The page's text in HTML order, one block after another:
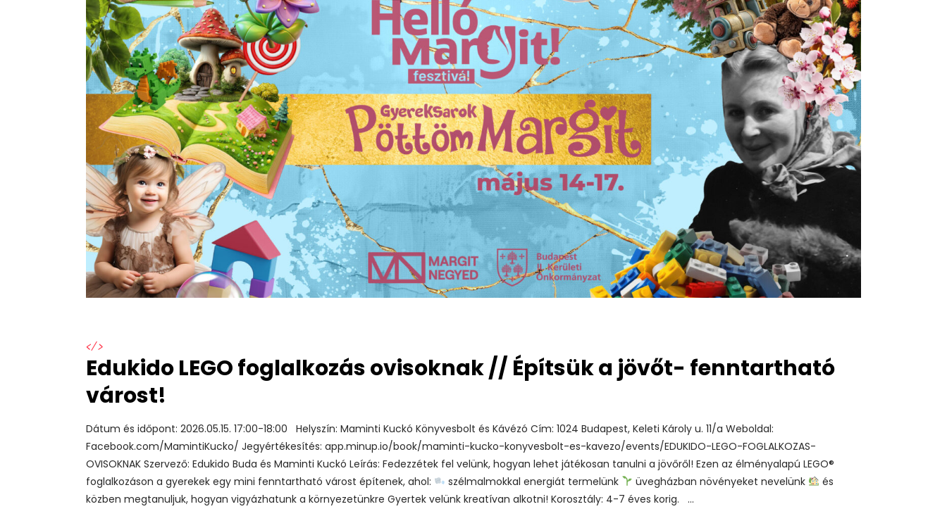
</>
Edukido LEGO foglalkozás ovisoknak // Építsük a jövőt- fenntartható
várost!
Dátum és időpont: 2026.05.15. 17:00-18:00 Helyszín: Maminti Kuckó Könyvesbolt és Kávézó Cím: 1024 Budapest, Keleti Károly u. 11/a Weboldal:
Facebook.com/MamintiKucko/ Jegyértékesítés: app.minup.io/book/maminti-kucko-konyvesbolt-es-kavezo/events/EDUKIDO-LEGO-FOGLALKOZAS-
OVISOKNAK Szervező: Edukido Buda és Maminti Kuckó Leírás: Fedezzétek fel velünk, hogyan lehet játékosan tanulni a jövőről! Ezen az élményalapú LEGO®
foglalkozáson a gyerekek egy mini fenntartható várost építenek, ahol:
szélmalmokkal energiát termelünk üvegházban növényeket nevelünk
és
közben megtanuljuk, hogyan vigyázhatunk a környezetünkre Gyertek velünk kreatívan alkotni! Korosztály: 4-7 éves korig.